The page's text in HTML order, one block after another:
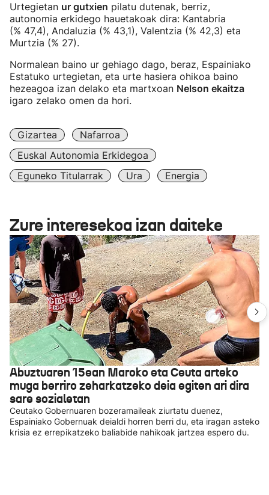
Urtegietan ur gutxien pilatu dutenak, berriz,
autonomia erkidego hauetakoak dira: Kantabria
(% 47,4), Andaluzia (% 43,1), Valentzia (% 42,3) eta
Murtzia (% 27).
Normalean baino ur gehiago dago, beraz, Espainiako
Estatuko urtegietan, eta urte hasiera ohikoa baino
hezeagoa izan delako eta martxoan Nelson ekaitza
igaro zelako omen da hori.
Gizartea
Nafarroa
Euskal Autonomia Erkidegoa
Eguneko Titularrak
Ura Energia
Zure interesekoa izan daiteke
Abuztuaren 15ean Maroko eta Ceuta arteko
muga berriro zeharkatzeko deia egiten ari dira
sare sozialetan
Ceutako Gobernuaren bozeramaileak ziurtatu duenez,
Espainiako Gobernuak deialdi horren berri du, eta iragan asteko
krisia ez errepikatzeko baliabide nahikoak jartzea espero du.